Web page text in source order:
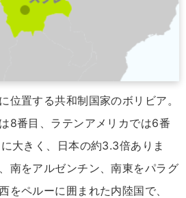
位置する共和制国家のボリビア。
8番目、ラテンアメリカでは6番
大きく、日本の約3.3倍ありま
南をアルゼンチン、南東をパラグ
をペルーに囲まれた内陸国で、